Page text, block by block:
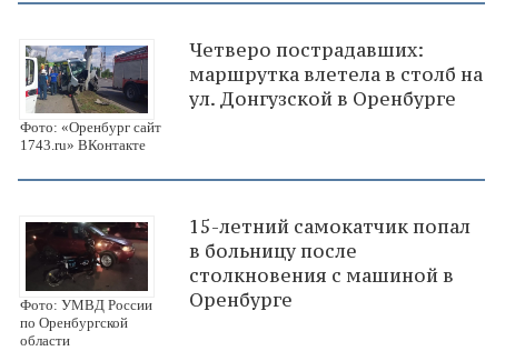
Фото: «Оренбург сайт
1743.ru» ВКонтакте
Четверо пострадавших:
маршрутка влетела в столб на
ул. Донгузской в Оренбурге
Фото: УМВД России
по Оренбургской
области
15-летний самокатчик попал
в больницу после
столкновения с машиной в
Оренбурге